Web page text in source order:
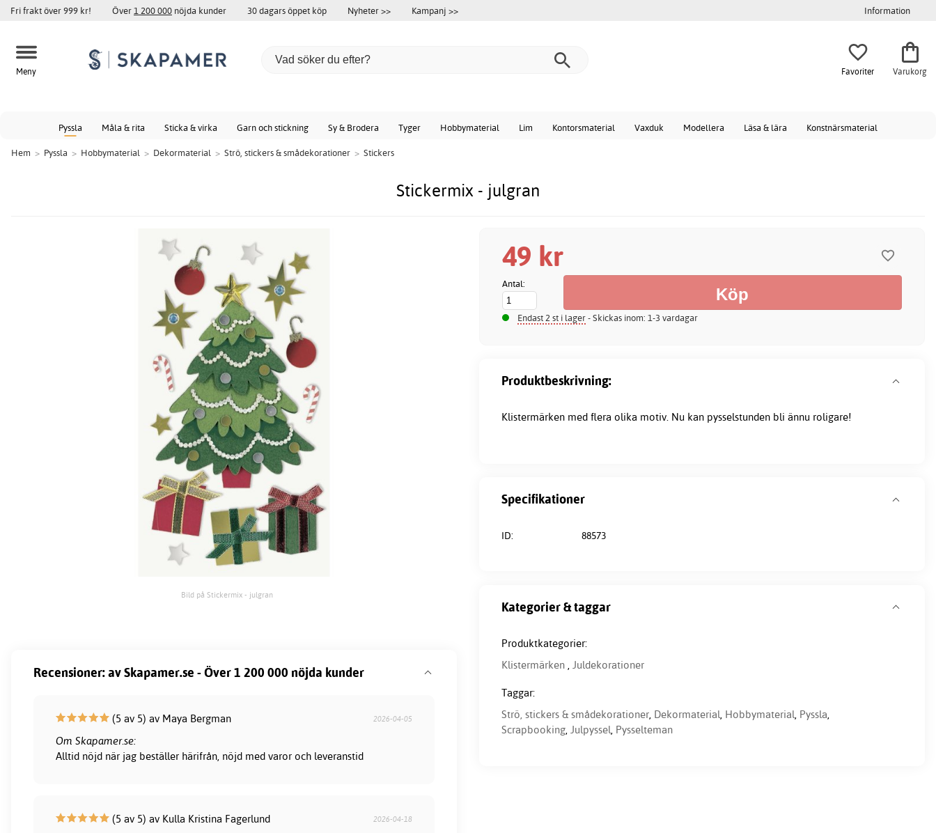
Fri frakt över 999 kr! Över1 200 000 nöjda kunder 30 dagars öppet köp Nyheter >> Kampanj >> Information
Meny Favoriter Varukorg
Pyssla Måla & rita Sticka & virka Garn och stickning Sy & Brodera Tyger Hobbymaterial Lim Kontorsmaterial Vaxduk Modellera Läsa & lära Konstnärsmaterial
Hem > Pyssla > Hobbymaterial > Dekormaterial > Strö, stickers & smådekorationer > Stickers
Stickermix - julgran
Bild på Stickermix - julgran
49 kr
Antal:
Endast 2 st i lager- Skickas inom: 1-3 vardagar
Produktbeskrivning:
Klistermärken med flera olika motiv. Nu kan pysselstunden bli ännu roligare!
Specifikationer
ID: 88573
Kategorier & taggar
Produktkategorier:
Klistermärken , Juldekorationer
Taggar:
Strö, stickers & smådekorationer, Dekormaterial, Hobbymaterial, Pyssla,
Scrapbooking, Julpyssel, Pysselteman
Recensioner: av Skapamer.se - Över 1 200 000 nöjda kunder
(5 av 5) av Maya Bergman 2026-04-05
Om Skapamer.se:
Alltid nöjd när jag beställer härifrån, nöjd med varor och leveranstid
(5 av 5) av Kulla Kristina Fagerlund 2026-04-18